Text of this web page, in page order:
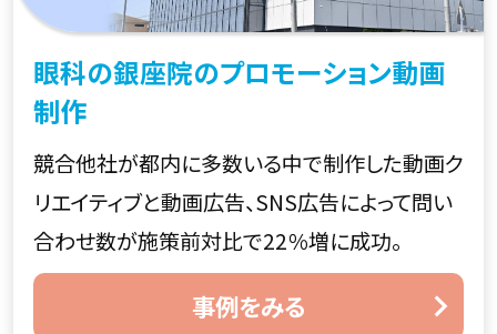
眼科の銀座院のプロモーション動画
制作
競合他社が都内に多数いる中で制作した動画ク
リエイティブと動画広告、SNS広告によって問い
合わせ数が施策前対比で22％増に成功。
事例をみる